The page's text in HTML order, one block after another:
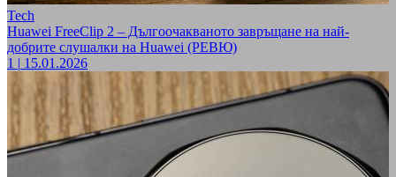
Tech
Huawei FreeClip 2 – Дългоочакваното завръщане на най-
добрите слушалки на Huawei (РЕВЮ)
1 | 15.01.2026